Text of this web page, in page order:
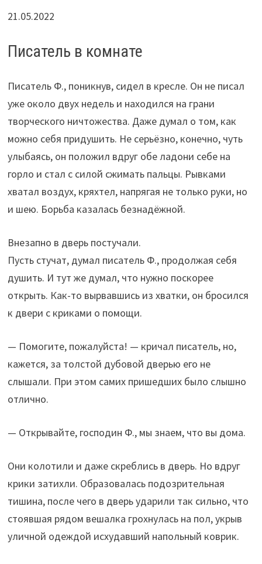
21.05.2022
Писатель в комнате
Писатель Ф., поникнув, сидел в кресле. Он не писал
уже около двух недель и находился на грани
творческого ничтожества. Даже думал о том, как
можно себя придушить. Не серьёзно, конечно, чуть
улыбаясь, он положил вдруг обе ладони себе на
горло и стал с силой сжимать пальцы. Рывками
хватал воздух, кряхтел, напрягая не только руки, но
и шею. Борьба казалась безнадёжной.
Внезапно в дверь постучали.
Пусть стучат, думал писатель Ф., продолжая себя
душить. И тут же думал, что нужно поскорее
открыть. Как-то вырвавшись из хватки, он бросился
к двери с криками о помощи.
— Помогите, пожалуйста! — кричал писатель, но,
кажется, за толстой дубовой дверью его не
слышали. При этом самих пришедших было слышно
отлично.
— Открывайте, господин Ф., мы знаем, что вы дома.
Они колотили и даже скреблись в дверь. Но вдруг
крики затихли. Образовалась подозрительная
тишина, после чего в дверь ударили так сильно, что
стоявшая рядом вешалка грохнулась на пол, укрыв
уличной одеждой исхудавший напольный коврик.